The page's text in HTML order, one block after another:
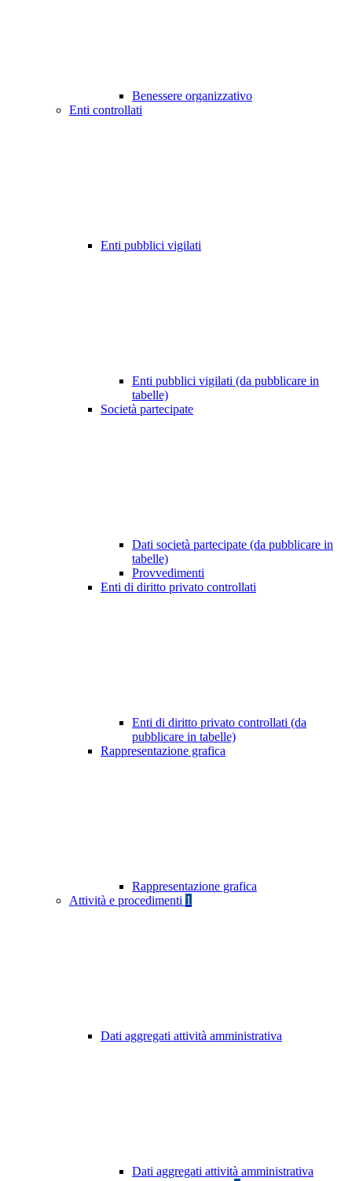
Benessere organizzativo
Enti controllati
Enti pubblici vigilati
Enti pubblici vigilati (da pubblicare in
tabelle)
Società partecipate
Dati società partecipate (da pubblicare in
tabelle)
Provvedimenti
Enti di diritto privato controllati
Enti di diritto privato controllati (da
pubblicare in tabelle)
Rappresentazione grafica
Rappresentazione grafica
Attività e procedimenti 1
Dati aggregati attività amministrativa
Dati aggregati attività amministrativa